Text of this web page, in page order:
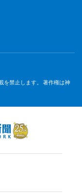
を禁止します。 著作権は神